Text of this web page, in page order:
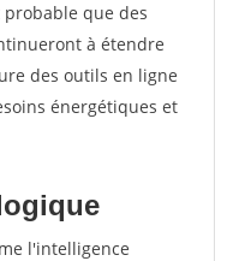
que des
à étendre
des outils en ligne
énergétiques et
l'intelligence